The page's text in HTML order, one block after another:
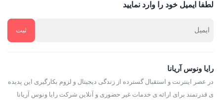
لطفا ایمیل خود را وارد نمایید
رایا ونوس آریانا
در عصر اینترنت و استقبال گسترده از زندگی دیجیتال و لزوم بکارگیری این پدیده
ی قدرتمند برای ارائه ی خدمات غیر حضوری و آنلاین شرکت رایا ونوس آریانا